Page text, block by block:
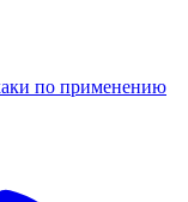
по применению